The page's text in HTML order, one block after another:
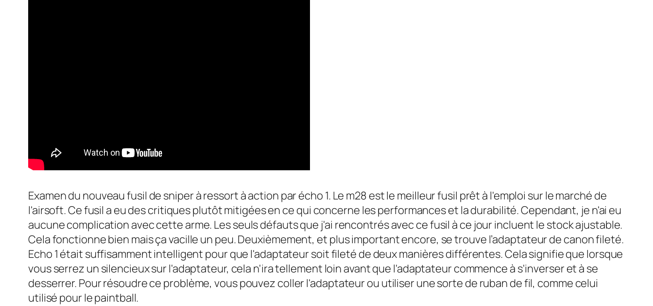
Examen du nouveau fusil de sniper à ressort à action par écho 1. Le m28 est le meilleur fusil prêt à l'emploi sur le marché de
l'airsoft. Ce fusil a eu des critiques plutôt mitigées en ce qui concerne les performances et la durabilité. Cependant, je n'ai eu
aucune complication avec cette arme. Les seuls défauts que j'ai rencontrés avec ce fusil à ce jour incluent le stock ajustable.
Cela fonctionne bien mais ça vacille un peu. Deuxièmement, et plus important encore, se trouve l’adaptateur de canon fileté.
Echo 1 était suffisamment intelligent pour que l'adaptateur soit fileté de deux manières différentes. Cela signifie que lorsque
vous serrez un silencieux sur l'adaptateur, cela n'ira tellement loin avant que l'adaptateur commence à s'inverser et à se
desserrer. Pour résoudre ce problème, vous pouvez coller l'adaptateur ou utiliser une sorte de ruban de fil, comme celui
utilisé pour le paintball.